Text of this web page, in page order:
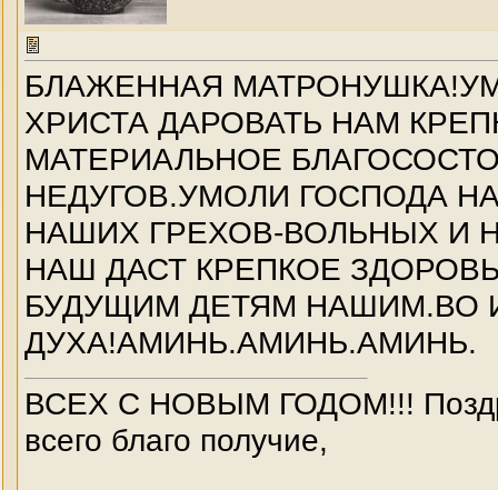
БЛАЖЕННАЯ
ХРИСТА ДАРОВАТЬ НАМ
МАТЕРИАЛЬНОЕ
НЕДУГОВ.УМОЛИ ГОСПОДА
НАШИХ ГРЕХОВ-ВОЛЬНЫХ И
НАШ ДАСТ КРЕПКОЕ
БУДУЩИМ ДЕТЯМ НАШИМ.ВО
ДУХА!АМИНЬ.АМИНЬ.АМИНЬ.
ВСЕХ С НОВЫМ ГОДОМ!!!
всего благо получие,